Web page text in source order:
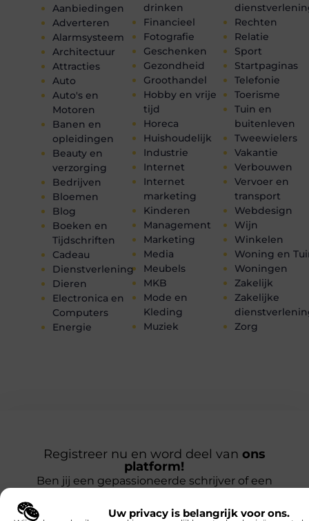
Uw privacy is belangrijk voor ons.
Aanbiedingen
Adverteren
Alarmsysteem
Architectuur
Attracties
Auto
Auto's en
Motoren
Banen en
opleidingen
Beauty en
verzorging
Bedrijven
Bloemen
Blog
Boeken en
Tijdschriften
Cadeau
Dienstverlening
Dieren
Electronica en
Computers
Energie
drinken
Financieel
Fotografie
Geschenken
Gezondheid
Groothandel
Hobby en vrije
tijd
Horeca
Huishoudelijk
Industrie
Internet
Internet
marketing
Kinderen
Management
Marketing
Media
Meubels
MKB
Mode en
Kleding
Muziek
Rechten
Relatie
Sport
Startpaginas
Telefonie
Toerisme
Tuin en
buitenleven
Tweewielers
Vakantie
Verbouwen
Vervoer en
transport
Webdesign
Wijn
Winkelen
Woning en
Woningen
Zakelijk
Zakelijke
Zorg
Registreer nu en word deel van ons
platform!
Ben jij een gepassioneerde schrijver of een
blogplatform en deel jouw verhalen, ontdek